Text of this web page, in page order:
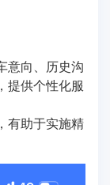
意向、历史沟
提供个性化服
有助于实施精